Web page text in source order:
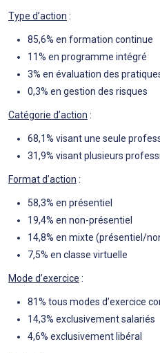
Type d’action :
85,6% en formation continue
11% en programme intégré
3% en évaluation des
0,3% en gestion des risques
Catégorie d’action :
68,1% visant une seule
31,9% visant plusieurs
Format d’action :
58,3% en présentiel
19,4% en non-présentiel
14,8% en mixte (présentiel/
7,5% en classe virtuelle
Mode d’exercice :
81% tous modes d’exercice
14,3% exclusivement salariés
4,6% exclusivement libéral